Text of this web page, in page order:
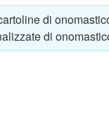
di
di